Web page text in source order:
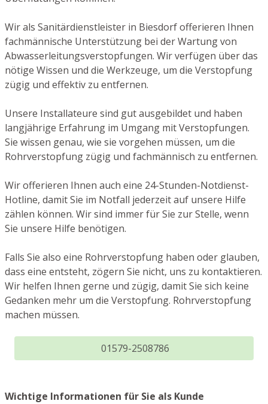
Wir als Sanitärdienstleister in Biesdorf offerieren Ihnen
fachmännische Unterstützung bei der Wartung von
Abwasserleitungsverstopfungen. Wir verfügen über das
nötige Wissen und die Werkzeuge, um die Verstopfung
zügig und effektiv zu entfernen.
Unsere Installateure sind gut ausgebildet und haben
langjährige Erfahrung im Umgang mit Verstopfungen.
Sie wissen genau, wie sie vorgehen müssen, um die
Rohrverstopfung zügig und fachmännisch zu entfernen.
Wir offerieren Ihnen auch eine 24-Stunden-Notdienst-
Hotline, damit Sie im Notfall jederzeit auf unsere Hilfe
zählen können. Wir sind immer für Sie zur Stelle, wenn
Sie unsere Hilfe benötigen.
Falls Sie also eine Rohrverstopfung haben oder glauben,
dass eine entsteht, zögern Sie nicht, uns zu kontaktieren.
Wir helfen Ihnen gerne und zügig, damit Sie sich keine
Gedanken mehr um die Verstopfung. Rohrverstopfung
machen müssen.
01579-2508786
Wichtige Informationen für Sie als Kunde